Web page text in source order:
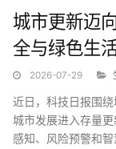
城市更新迈
全与绿色生
2026-07-29
近日，科技日报围
城市发展进入存量
感知、风险预警和